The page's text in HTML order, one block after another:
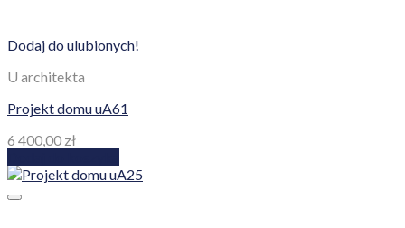
Dodaj do ulubionych!
U architekta
Projekt domu uA61
6 400,00 zł